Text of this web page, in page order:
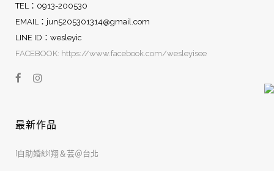
TEL：0913-200530
EMAIL： jun5205301314@gmail.com
LINE ID：wesleyic
FACEBOOK: https://www.facebook.com/wesleyisee
最新作品
[自助婚紗]翔＆芸＠台北